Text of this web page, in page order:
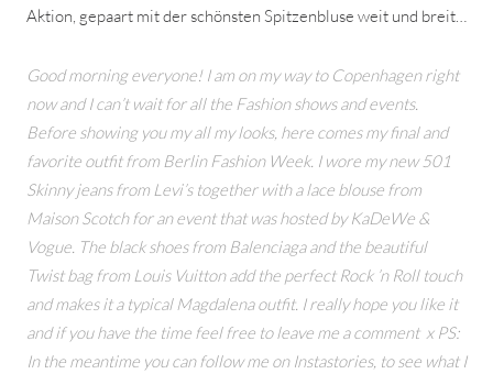
Aktion, gepaart mit der schönsten Spitzenbluse weit und breit…
Good morning everyone! I am on my way to Copenhagen right
now and I can’t wait for all the Fashion shows and events.
Before showing you my all my looks, here comes my final and
favorite outfit from Berlin Fashion Week. I wore my new 501
Skinny jeans from Levi’s together with a lace blouse from
Maison Scotch for an event that was hosted by KaDeWe &
Vogue. The black shoes from Balenciaga and the beautiful
Twist bag from Louis Vuitton add the perfect Rock ’n Roll touch
and makes it a typical Magdalena outfit. I really hope you like it
and if you have the time feel free to leave me a comment x PS:
In the meantime you can follow me on Instastories, to see what I